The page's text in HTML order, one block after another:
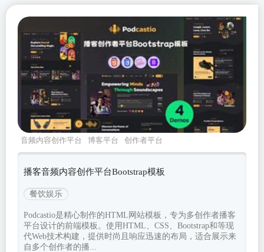
音频内容创作平台 博客平台
创作者平台
Bootstrapv532
播客音频内容创作平台Bootstrap模板
餐饮娱乐
Podcastio是精心制作的HTML网站模板，专为多创作者播客
平台设计的前端模板。使用HTML、CSS、Bootstrap和等现
代Web技术构建，提供时尚且响应迅速的布局，适合展示来
自多个创作者的播...